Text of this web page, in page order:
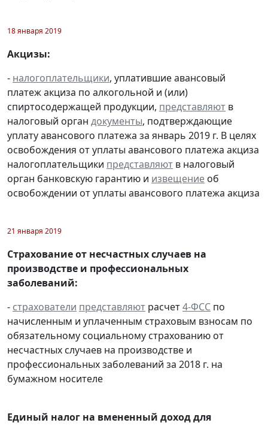
18 января 2019
Акцизы:
- налогоплательщики, уплатившие авансовый
платеж акциза по алкогольной и (или)
спиртосодержащей продукции, представляют в
налоговый орган документы, подтверждающие
уплату авансового платежа за январь 2019 г. В целях
освобождения от уплаты авансового платежа акциза
налогоплательщики представляют в налоговый
орган банковскую гарантию и извещение об
освобождении от уплаты авансового платежа акциза
21 января 2019
Страхование от несчастных случаев на
производстве и профессиональных
заболеваний:
- страхователи представляют расчет4-ФСС по
начисленным и уплаченным страховым взносам по
обязательному социальному страхованию от
несчастных случаев на производстве и
профессиональных заболеваний за 2018 г. на
бумажном носителе
Единый налог на вмененный доход для